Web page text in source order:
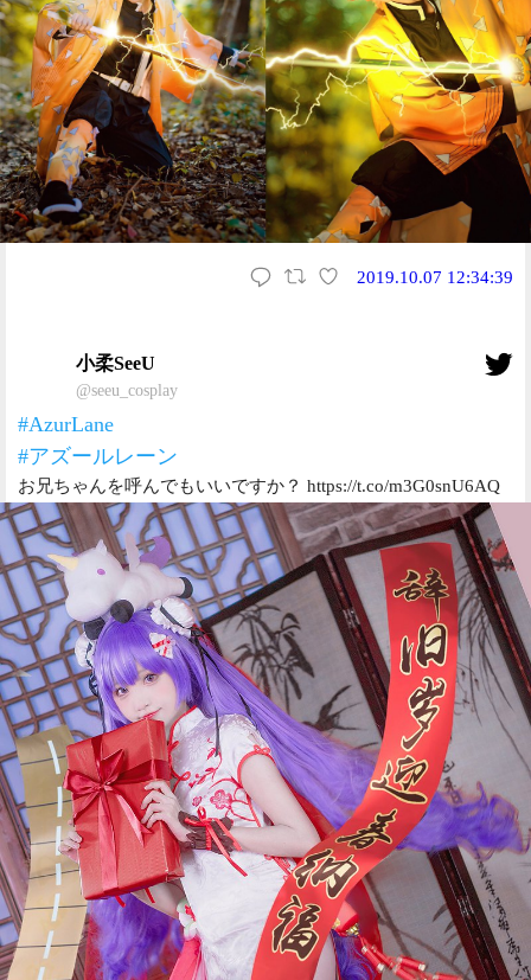
2019.10.07 12:34:39
小柔SeeU
@seeu_cosplay
#AzurLane
#アズールレーン
お兄ちゃんを呼んでもいいですか？ https://t.co/m3G0snU6AQ